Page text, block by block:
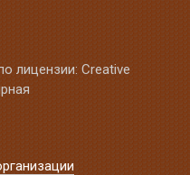
лицензии: Creative